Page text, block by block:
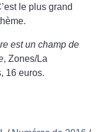
le plus grand
est un champ de
, Zones/La
16 euros.